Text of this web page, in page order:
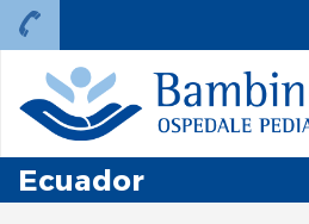
Ecuador